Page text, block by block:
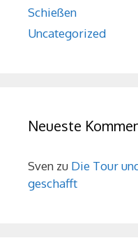
Schießen
Uncategorized
Neueste
Sven zu Die Tour
geschafft